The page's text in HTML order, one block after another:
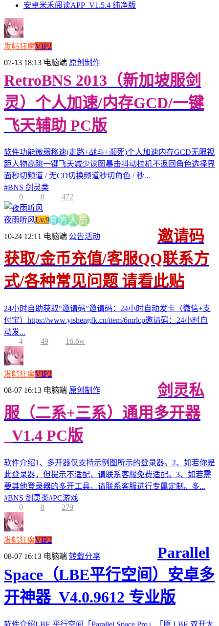
安卓米禾阅读APP_V1.5.4 纯净版
发帖狂魔VIP2
07-13 18:13 电脑端 原创制作
RetroBNS 2013（新加坡服剑
灵）个人加速/内存GCD/一键
飞天辅助 PC版
软件功能微弱移速(走路+战斗+濒死)个人加速内存GCD无限视
距人物高跳一键飞天减少读图暴击抖动挂机不返回角色选择界
面秒切频道 / 无CD切换频道秒切角色 / 秒...
#BNS 剑灵类
0
0 472
夜雨听风Lv.9官 方 人 员
10-24 12:11 电脑端 公告活动
邀请码
获取/金币充值/客服QQ联系方
式/各种常见问题 请看此贴
24小时自助获取“邀请码”邀请码：24小时自动发卡（微信+支
付宝）https://www.yishengfk.cn/item/6mrlcp邀请码：24小时自
动发...
4
49 16.6w
发帖狂魔VIP2
08-07 16:13 电脑端 原创制作
剑灵私
服（二系+三系）通用多开器
_V1.4 PC版
软件介绍1、多开器仅支持示例图所示的登录器。2、如若你是
此登录器，但提示不适配，请联系客服免费适配。3、如若需
要其他登录器的多开工具，请联系客服进行专属定制。多...
#BNS 剑灵类#PC游戏
0
0 279
发帖狂魔VIP2
08-07 16:13 电脑端 转载分享
Parallel
Space（LBE平行空间）安卓多
开神器_V4.0.9612 专业版
软件介绍LBE 平行空间「Parallel Space Pro」「原 LBE 双开大